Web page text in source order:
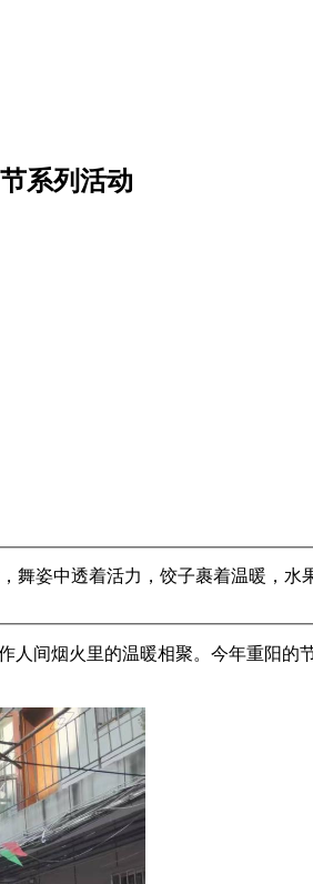
系列活动
舞姿中透着活力，饺子裹着温暖，
间烟火里的温暖相聚。今年重阳